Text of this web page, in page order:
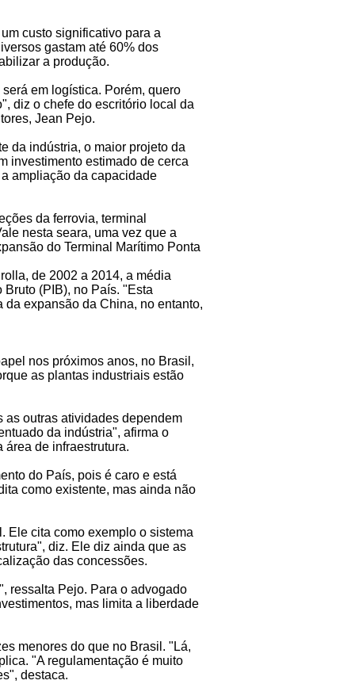
custo significativo para a
gastam até 60% dos
a produção.
em logística. Porém, quero
diz o chefe do escritório local da
Jean Pejo.
da indústria, o maior projeto da
investimento estimado de cerca
ampliação da capacidade
da ferrovia, terminal
nesta seara, uma vez que a
do Terminal Marítimo Ponta
de 2002 a 2014, a média
(PIB), no País. "Esta
expansão da China, no entanto,
nos próximos anos, no Brasil,
as plantas industriais estão
as outras atividades dependem
da indústria", afirma o
de infraestrutura.
do País, pois é caro e está
como existente, mas ainda não
Ele cita como exemplo o sistema
diz. Ele diz ainda que as
das concessões.
ressalta Pejo. Para o advogado
mas limita a liberdade
menores do que no Brasil. "Lá,
"A regulamentação é muito
destaca.